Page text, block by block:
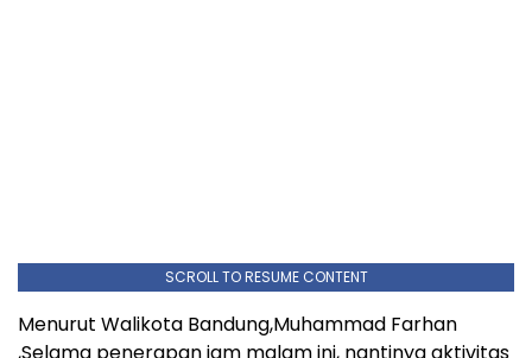
SCROLL TO RESUME CONTENT
Menurut Walikota Bandung,Muhammad Farhan
,Selama penerapan jam malam ini, nantinya aktivitas